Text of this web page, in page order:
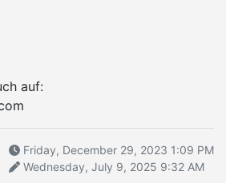
auf:
Friday, December 29, 2023 1:09 PM
Wednesday, July 9, 2025 9:32 AM